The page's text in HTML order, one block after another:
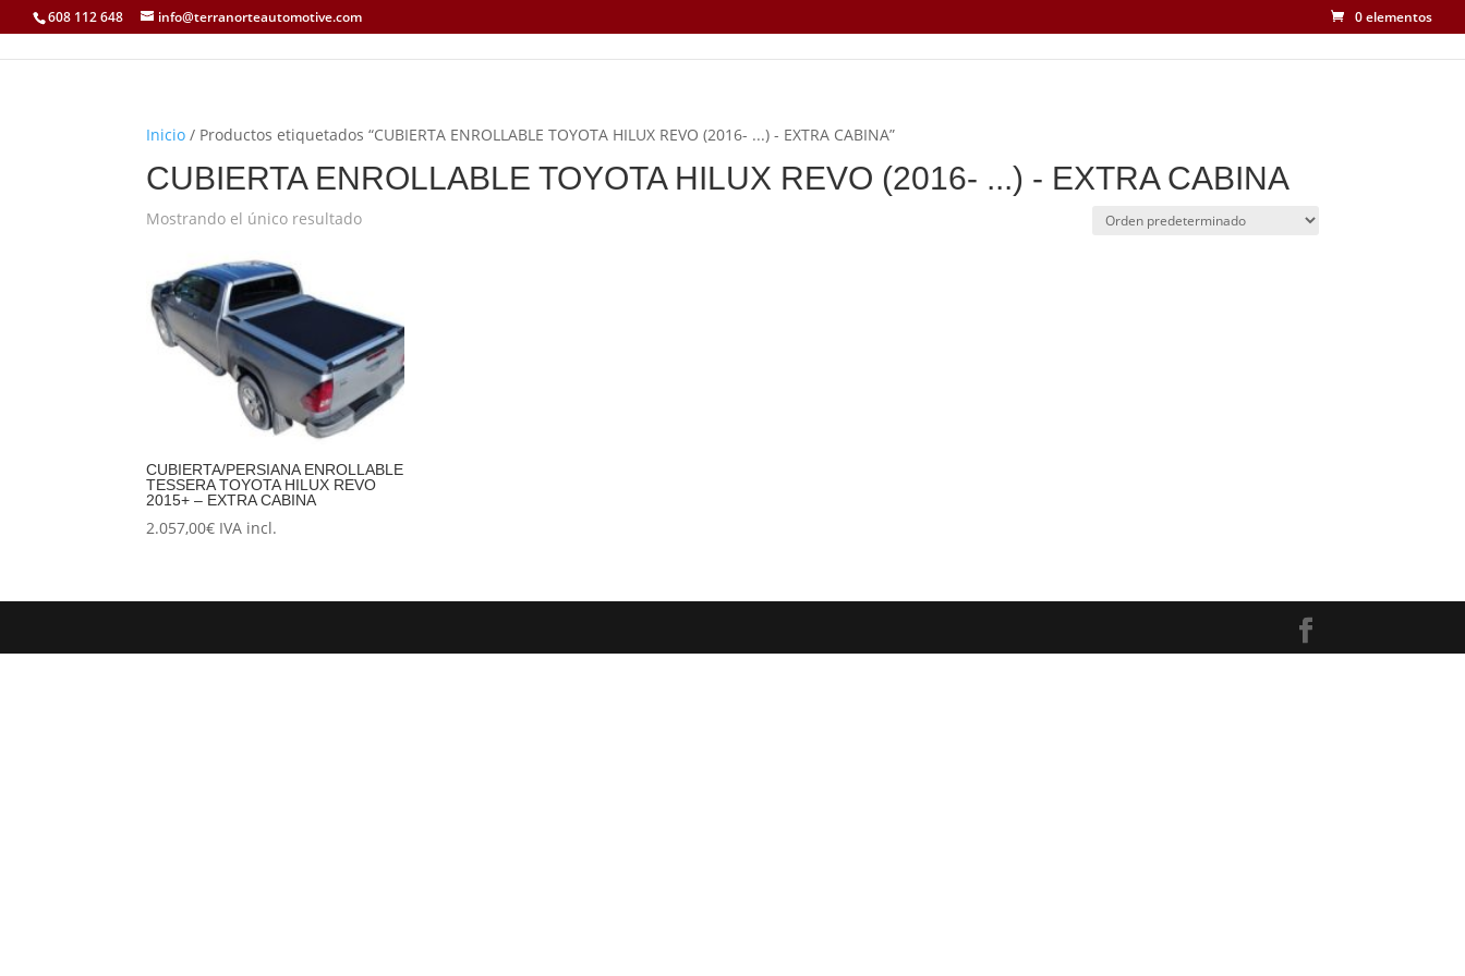
608 112 648 info@terranorteautomotive.com 0 elementos
Inicio / Productos etiquetados “CUBIERTA ENROLLABLE TOYOTA HILUX REVO (2016- ...) - EXTRA CABINA”
CUBIERTA ENROLLABLE TOYOTA HILUX REVO (2016- ...) - EXTRA CABINA
Mostrando el único resultado
CUBIERTA/PERSIANA ENROLLABLE
TESSERA TOYOTA HILUX REVO
2015+ – EXTRA CABINA
2.057,00€ IVA incl.